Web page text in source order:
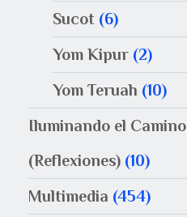
Sucot (6)
Yom Kipur (2)
Yom Teruah (10)
Iluminando el Camino
(Reflexiones) (10)
Multimedia (454)